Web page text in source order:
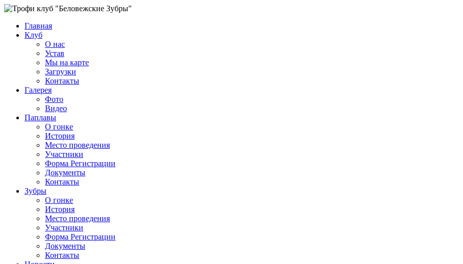
Главная
Клуб
О нас
Устав
Мы на карте
Загрузки
Контакты
Галерея
Фото
Видео
Паплавы
О гонке
История
Место проведения
Участники
Форма Регистрации
Документы
Контакты
Зубры
О гонке
История
Место проведения
Участники
Форма Регистрации
Документы
Контакты